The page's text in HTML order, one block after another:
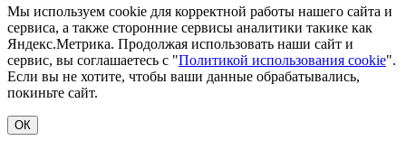
Мы используем cookie для корректной работы нашего сайта и
сервиса, а также сторонние сервисы аналитики такике как
Яндекс.Метрика. Продолжая использовать наши сайт и
сервис, вы соглашаетесь с "Политикой использования cookie".
Если вы не хотите, чтобы ваши данные обрабатывались,
покиньте сайт.
ОК